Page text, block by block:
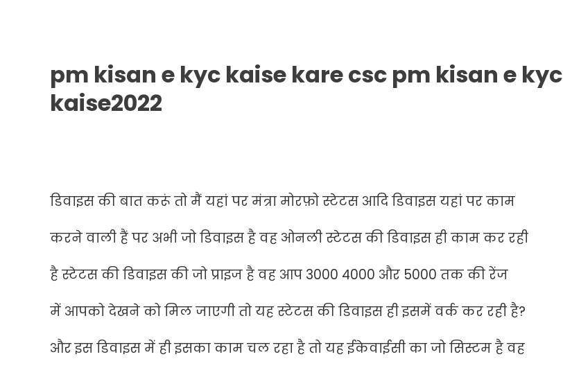
pm kisan e kyc kaise kare csc pm kisan e kyc
kaise2022
डिवाइस की बात करूं तो मैं यहां पर मंत्रा मोरफ़ो स्टेटस आदि डिवाइस यहां पर काम
करने वाली हैं पर अभी जो डिवाइस है वह ओनली स्टेटस की डिवाइस ही काम कर रही
है स्टेटस की डिवाइस की जो प्राइज है वह आप 3000 4000 और 5000 तक की रेंज
में आपको देखने को मिल जाएगी तो यह स्टेटस की डिवाइस ही इसमें वर्क कर रही है?
और इस डिवाइस में ही इसका काम चल रहा है तो यह ईकेवाईसी का जो सिस्टम है वह